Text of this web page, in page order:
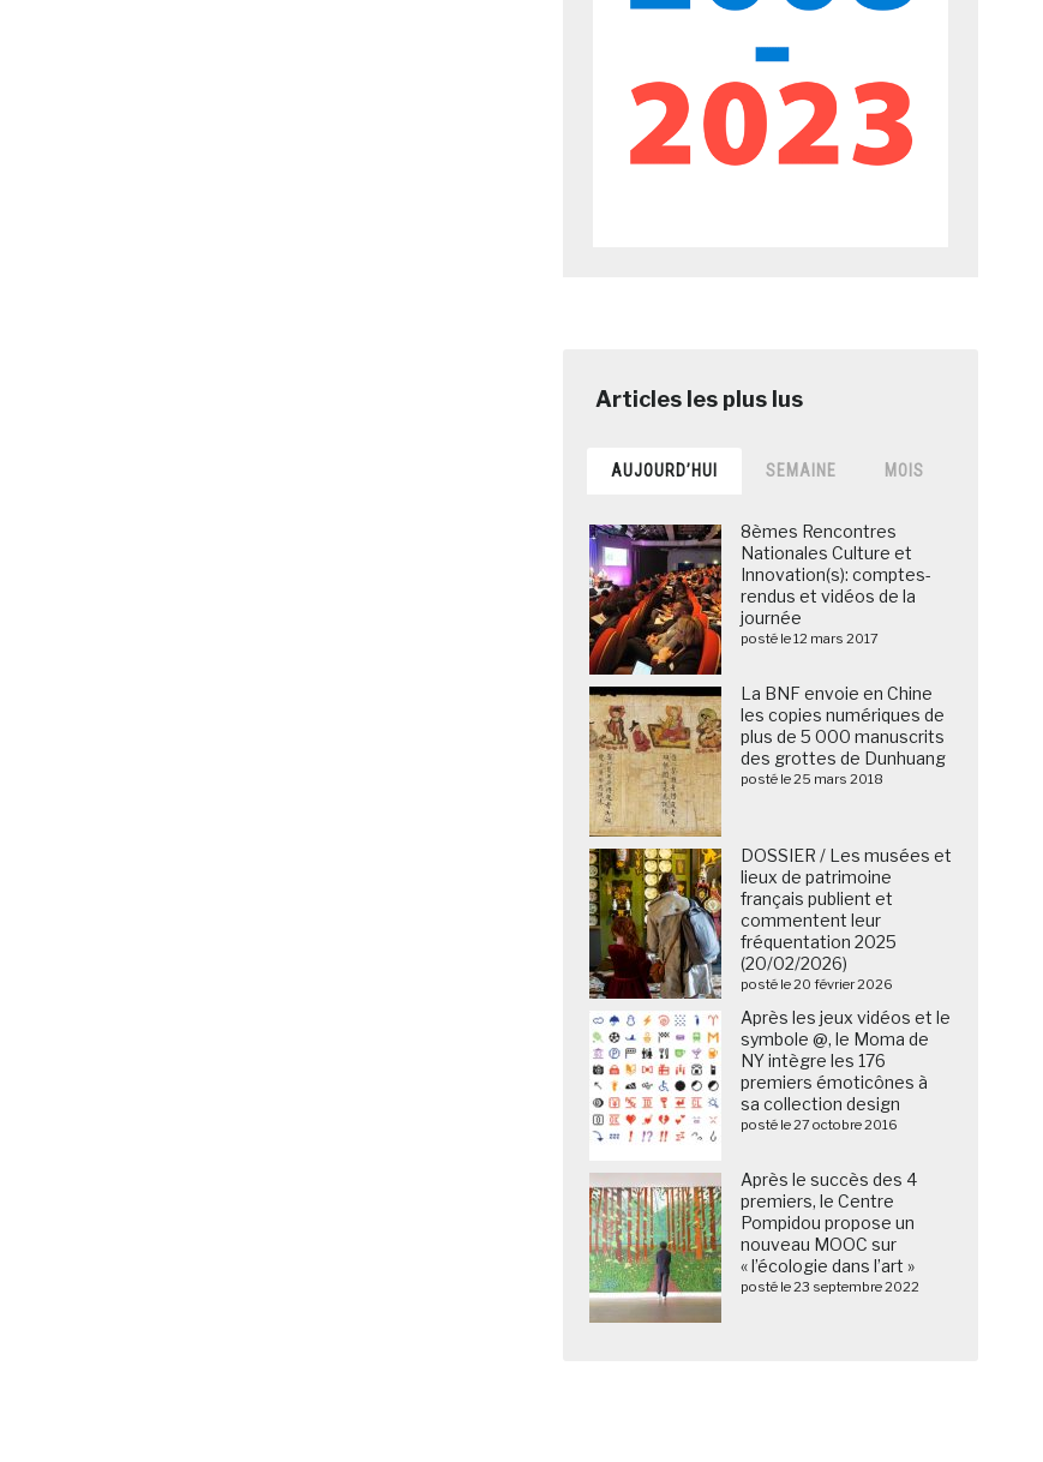
AUJOURD’HUI SEMAINE MOIS
8èmes Rencontres
Nationales Culture et
Innovation(s): comptes-
rendus et vidéos de la
journée
posté le 12 mars 2017
La BNF envoie en Chine
les copies numériques de
plus de 5 000 manuscrits
des grottes de Dunhuang
posté le 25 mars 2018
DOSSIER / Les musées et
lieux de patrimoine
français publient et
commentent leur
fréquentation 2025
(20/02/2026)
posté le 20 février 2026
Après les jeux vidéos et le
symbole @, le Moma de
NY intègre les 176
premiers émoticônes à
sa collection design
posté le 27 octobre 2016
Après le succès des 4
premiers, le Centre
Pompidou propose un
nouveau MOOC sur
« l’écologie dans l’art »
posté le 23 septembre 2022